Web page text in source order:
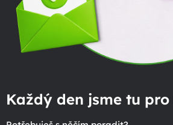
Každý den jsme tu